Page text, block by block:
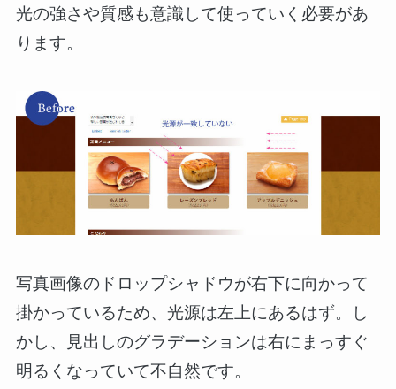
光の強さや質感も意識して使っていく必要があ
ります。
写真画像のドロップシャドウが右下に向かって
掛かっているため、光源は左上にあるはず。し
かし、見出しのグラデーションは右にまっすぐ
明るくなっていて不自然です。